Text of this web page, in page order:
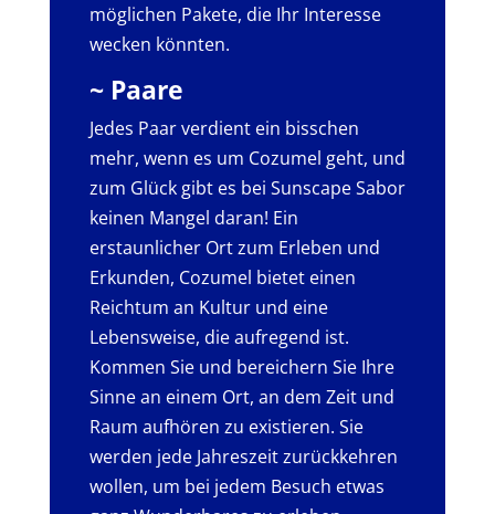
möglichen Pakete, die Ihr Interesse
wecken könnten.
~ Paare
Jedes Paar verdient ein bisschen
mehr, wenn es um Cozumel geht, und
zum Glück gibt es bei Sunscape Sabor
keinen Mangel daran! Ein
erstaunlicher Ort zum Erleben und
Erkunden, Cozumel bietet einen
Reichtum an Kultur und eine
Lebensweise, die aufregend ist.
Kommen Sie und bereichern Sie Ihre
Sinne an einem Ort, an dem Zeit und
Raum aufhören zu existieren. Sie
werden jede Jahreszeit zurückkehren
wollen, um bei jedem Besuch etwas